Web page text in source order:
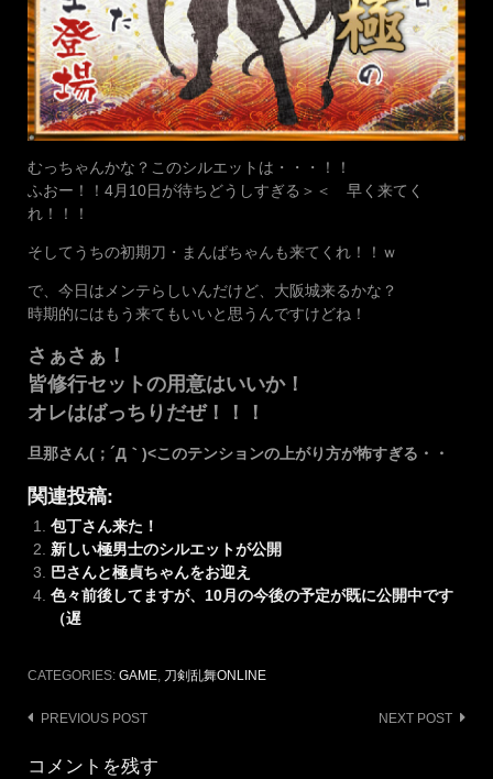
むっちゃんかな？このシルエットは・・・！！
ふおー！！4月10日が待ちどうしすぎる＞＜ 早く来てく
れ！！！
そしてうちの初期刀・まんばちゃんも来てくれ！！ｗ
で、今日はメンテらしいんだけど、大阪城来るかな？
時期的にはもう来てもいいと思うんですけどね！
さぁさぁ！
皆修行セットの用意はいいか！
オレはばっちりだぜ！！！
旦那さん(；´Д｀)<このテンションの上がり方が怖すぎる・・
関連投稿:
包丁さん来た！
新しい極男士のシルエットが公開
巴さんと極貞ちゃんをお迎え
色々前後してますが、10月の今後の予定が既に公開中です
（遅
CATEGORIES: GAME 刀剣乱舞ONLINE
Post
navigation
PREVIOUS POST NEXT POST
コメントを残す